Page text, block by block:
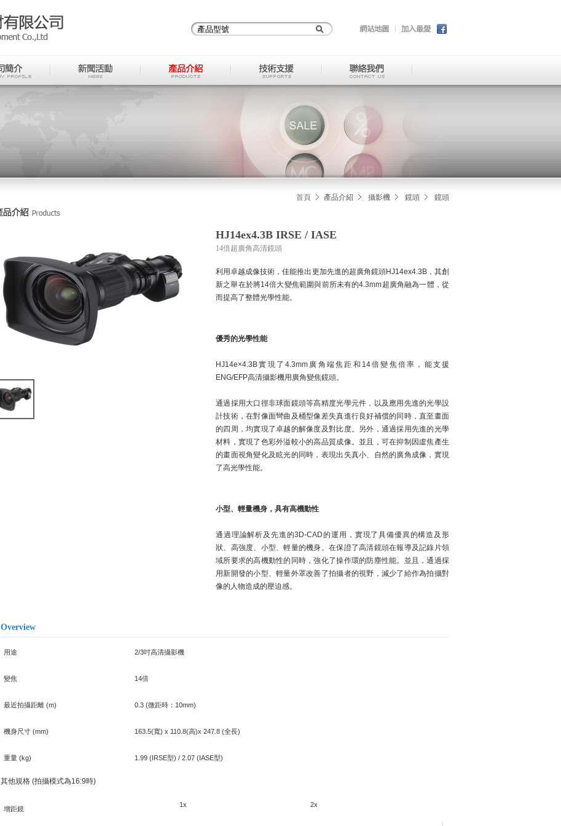
首頁 產品介紹 攝影機 鏡頭 鏡頭
HJ14ex4.3B IRSE / IASE
14倍超廣角高清鏡頭
利用卓越成像技術，佳能推出更加先進的超廣角鏡頭HJ14ex4.3B，其創
新之舉在於將14倍大變焦範圍與前所未有的4.3mm超廣角融為一體，從
而提高了整體光學性能。
優秀的光學性能
HJ14e×4.3B實現了4.3mm廣角端焦距和14倍變焦倍率，能支援
ENG/EFP高清攝影機用廣角變焦鏡頭。
通過採用大口徑非球面鏡頭等高精度光學元件，以及應用先進的光學設
計技術，在對像面彎曲及桶型像差失真進行良好補償的同時，直至畫面
的四周，均實現了卓越的解像度及對比度。另外，通過採用先進的光學
材料，實現了色彩外溢較小的高品質成像。並且，可在抑制因虛焦產生
的畫面視角變化及眩光的同時，表現出失真小、自然的廣角成像，實現
了高光學性能。
小型、 輕量機身，具有高機動性
通過理論解析及先進的3D-CAD的運用，實現了具備優異的構造及形
狀、高強度、小型、輕量的機身。在保證了高清鏡頭在報導及記錄片領
域所要求的高機動性的同時，強化了操作環的防塵性能。並且，通過採
用新開發的小型、輕量外罩改善了拍攝者的視野，減少了給作為拍攝對
像的人物造成的壓迫感。
Overview
用途 2/3吋高清攝影機
變焦 14倍
最近拍攝距離 (m) 0.3 (微距時：10mm)
機身尺寸 (mm) 163.5(寬) x 110.8(高)x 247.8 (全長)
重量 (kg) 1.99 (IRSE型) / 2.07 (IASE型)
其他規格 (拍攝模式為16:9時)
增距鏡
1x 2x